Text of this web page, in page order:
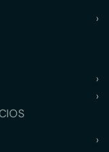
›
›
›
›